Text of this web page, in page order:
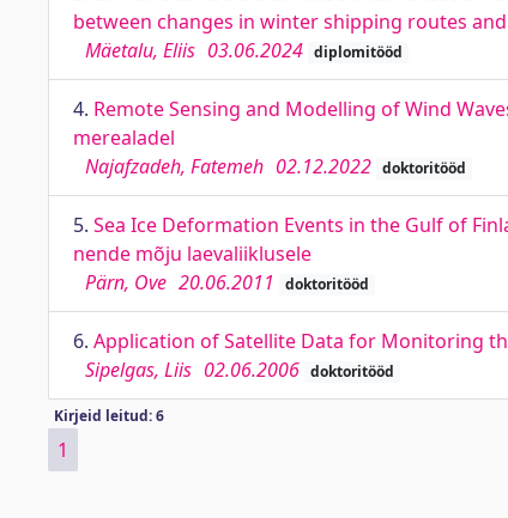
between changes in winter shipping routes
Mäetalu, Eliis 03.06.2024 diplomitööd
4. Remote Sensing and Modelling of Wind
merealadel
Najafzadeh, Fatemeh 02.12.2022 doktoritööd
5. Sea Ice Deformation Events in the Gulf of
nende mõju laevaliiklusele
Pärn, Ove 20.06.2011 doktoritööd
6. Application of Satellite Data for Monitoring
Sipelgas, Liis 02.06.2006 doktoritööd
Kirjeid leitud: 6
1